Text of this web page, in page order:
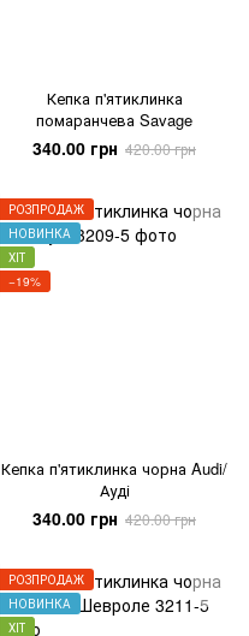
Кепка п'ятиклинка
помаранчева Savage
340.00 грн 420.00 грн
РОЗПРОДАЖ
НОВИНКА
ХІТ
−19%
Кепка п'ятиклинка чорна Audi/
Ауді
340.00 грн 420.00 грн
РОЗПРОДАЖ
НОВИНКА
ХІТ